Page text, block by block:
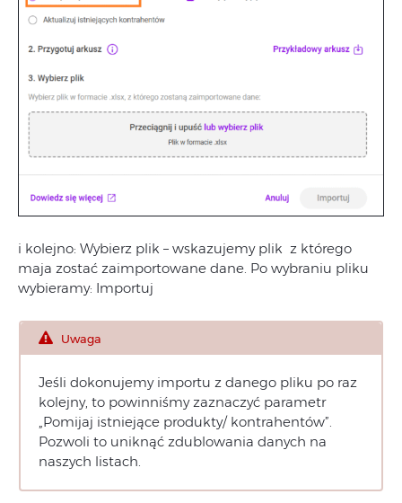
i kolejno: Wybierz plik – wskazujemy plik z którego
maja zostać zaimportowane dane. Po wybraniu pliku
wybieramy: Importuj
Uwaga
Jeśli dokonujemy importu z danego pliku po raz
kolejny, to powinniśmy zaznaczyć parametr
„Pomijaj istniejące produkty/ kontrahentów”.
Pozwoli to uniknąć zdublowania danych na
naszych listach.